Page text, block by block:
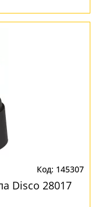
145307
Disco 28017